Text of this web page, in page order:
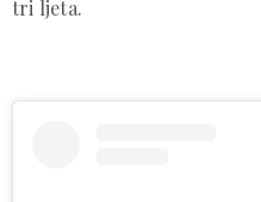
tri ljeta.